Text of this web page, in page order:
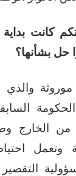
كانت بداية
حل بشأنها؟
موروثة
من
وتعمل